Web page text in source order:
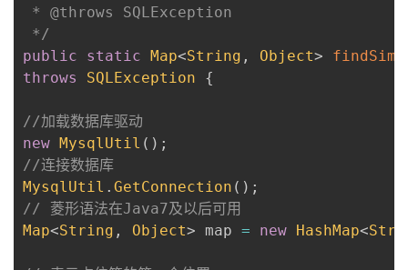
* @throws SQLException
*/
public
static Map<String , Object>
throws
SQLException {
//加载数据库驱动
new MysqlUtil ( ) ;
//连接数据库
MysqlUtil . GetConnection ( ) ;
// 菱形语法在Java7及以后可用
Map<String , Object> map = new HashMap<